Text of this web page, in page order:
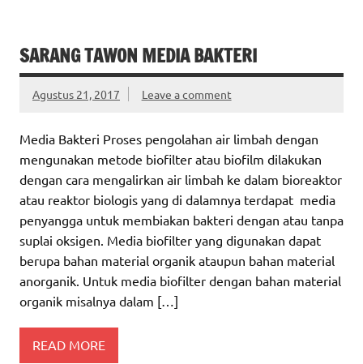
SARANG TAWON MEDIA BAKTERI
Agustus 21, 2017 Leave a comment
Media Bakteri Proses pengolahan air limbah dengan
mengunakan metode biofilter atau biofilm dilakukan
dengan cara mengalirkan air limbah ke dalam bioreaktor
atau reaktor biologis yang di dalamnya terdapat media
penyangga untuk membiakan bakteri dengan atau tanpa
suplai oksigen. Media biofilter yang digunakan dapat
berupa bahan material organik ataupun bahan material
anorganik. Untuk media biofilter dengan bahan material
organik misalnya dalam […]
READ MORE